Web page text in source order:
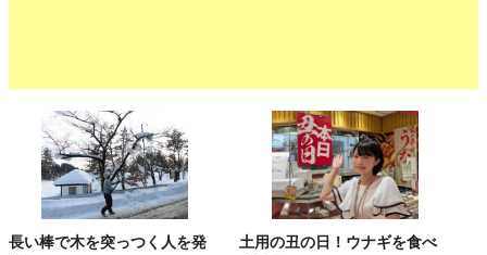
長い棒で木を突っつく人を発
土用の丑の日！ウナギを食べ